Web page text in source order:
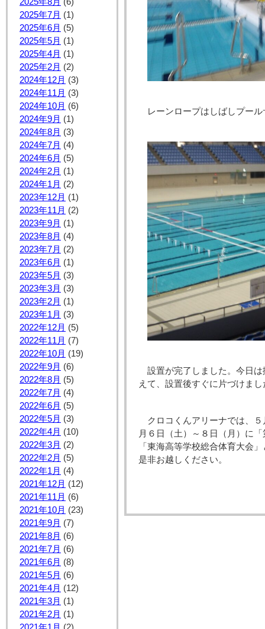
2025年8月 (6)
2025年7月 (1)
2025年6月 (5)
2025年5月 (1)
2025年4月 (1)
2025年2月 (2)
2024年12月 (3)
2024年11月 (3)
2024年10月 (6)
2024年9月 (1)
2024年8月 (3)
2024年7月 (4)
2024年6月 (5)
2024年2月 (1)
2024年1月 (2)
2023年12月 (1)
2023年11月 (2)
2023年9月 (1)
2023年8月 (4)
2023年7月 (2)
2023年6月 (1)
2023年5月 (3)
2023年3月 (3)
2023年2月 (1)
2023年1月 (3)
2022年12月 (5)
2022年11月 (7)
2022年10月 (19)
2022年9月 (6)
2022年8月 (5)
2022年7月 (4)
2022年6月 (5)
2022年5月 (3)
2022年4月 (10)
2022年3月 (2)
2022年2月 (5)
2022年1月 (4)
2021年12月 (12)
2021年11月 (6)
2021年10月 (23)
2021年9月 (7)
2021年8月 (6)
2021年7月 (6)
2021年6月 (8)
2021年5月 (6)
2021年4月 (12)
2021年3月 (1)
2021年2月 (1)
レーンロープはしばしプー
設置が完了しました。今日
えて、設置後すぐに片づけまし
クロコくんアリーナでは、
月６日（土）～８日（月）に
「東海高等学校総合体育大会
是非お越しください。